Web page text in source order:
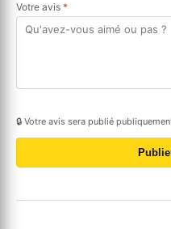
Votre avis *
🔒 Votre avis sera publié